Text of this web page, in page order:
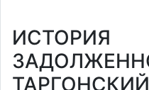
ИСТОРИЯ